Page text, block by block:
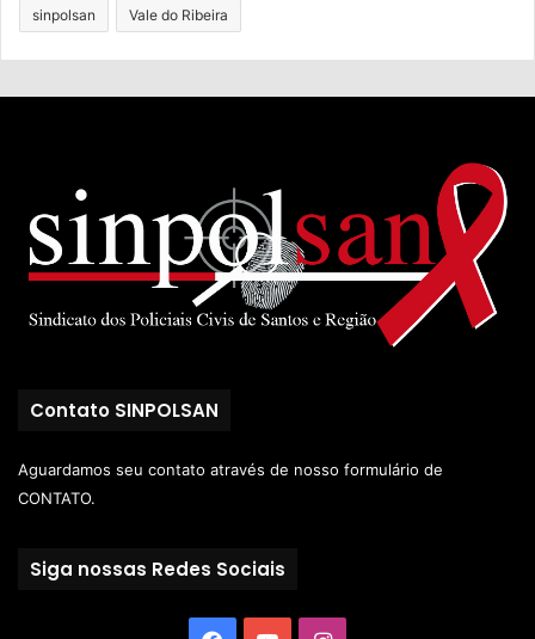
sinpolsan Vale do Ribeira
Contato SINPOLSAN
Aguardamos seu contato através de nosso formulário de
CONTATO.
Siga nossas Redes Sociais